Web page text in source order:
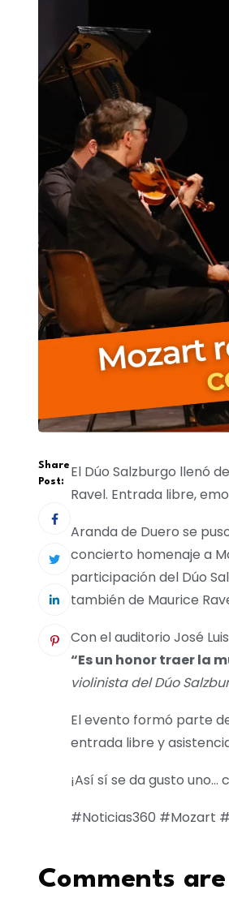
Share
Post:
El Dúo Salzburgo llenó
Ravel. Entrada libre,
Aranda de Duero se
concierto homenaje a
participación del Dúo
también de Maurice
Con el auditorio José
“Es un honor traer la
violinista del Dúo
El evento formó parte
entrada libre y
¡Así sí se da gusto
#Noticias360 #Mozart
Comments are